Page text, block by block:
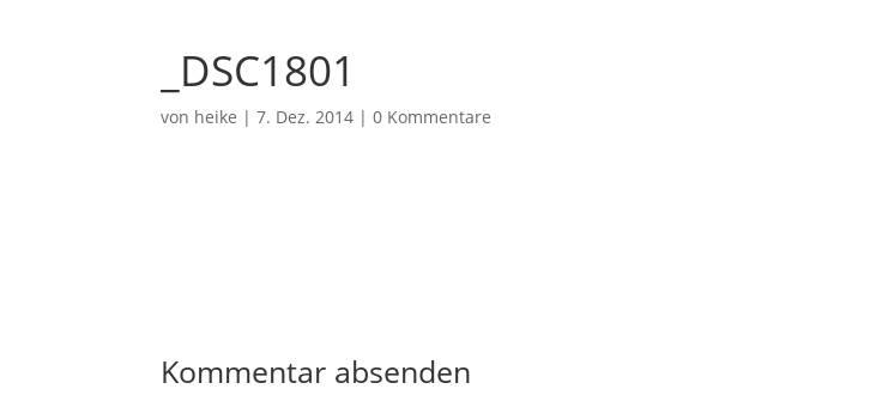
_DSC1801
von heike |7. Dez. 2014 |0 Kommentare
Kommentar absenden